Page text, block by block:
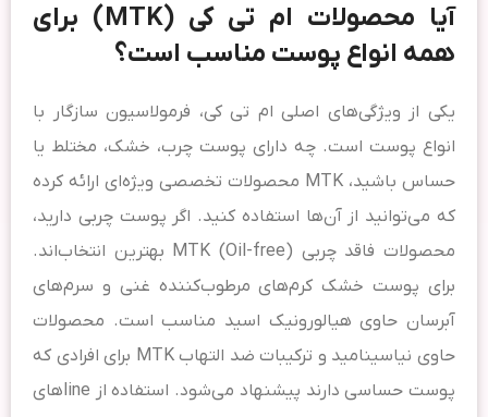
آیا محصولات ام تی کی (MTK) برای
همه انواع پوست مناسب است؟
یکی از ویژگی‌های اصلی ام تی کی، فرمولاسیون سازگار با
انواع پوست است. چه دارای پوست چرب، خشک، مختلط یا
حساس باشید، MTK محصولات تخصصی ویژه‌ای ارائه کرده
که می‌توانید از آن‌ها استفاده کنید. اگر پوست چربی دارید،
محصولات فاقد چربی (Oil-free) MTK بهترین انتخاب‌اند.
برای پوست خشک کرم‌های مرطوب‌کننده غنی و سرم‌های
آبرسان حاوی هیالورونیک اسید مناسب است. محصولات
حاوی نیاسینامید و ترکیبات ضد التهاب MTK برای افرادی که
پوست حساسی دارند پیشنهاد می‌شود. استفاده از lineهای